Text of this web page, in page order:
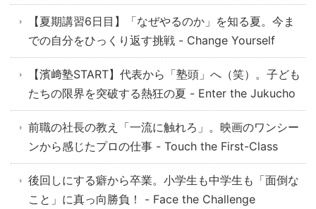
【夏期講習6日目】「なぜやるのか」を知る夏。今ま
での自分をひっくり返す挑戦 - Change Yourself
【濱﨑塾START】代表から「塾頭」へ（笑）。子ども
たちの限界を突破する熱狂の夏 - Enter the Jukucho
前職の社長の教え「一流に触れろ」。映画のワンシー
ンから感じたプロの仕事 - Touch the First-Class
後回しにする癖から卒業。小学生も中学生も「面倒な
こと」に真っ向勝負！ - Face the Challenge